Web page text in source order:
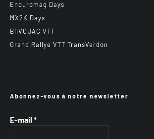
Enduromag Days
MX2K Days
BiiVOUAC VTT
Grand Rallye VTT TransVerdon
Abonnez-vous à notre newsletter
E-mail *